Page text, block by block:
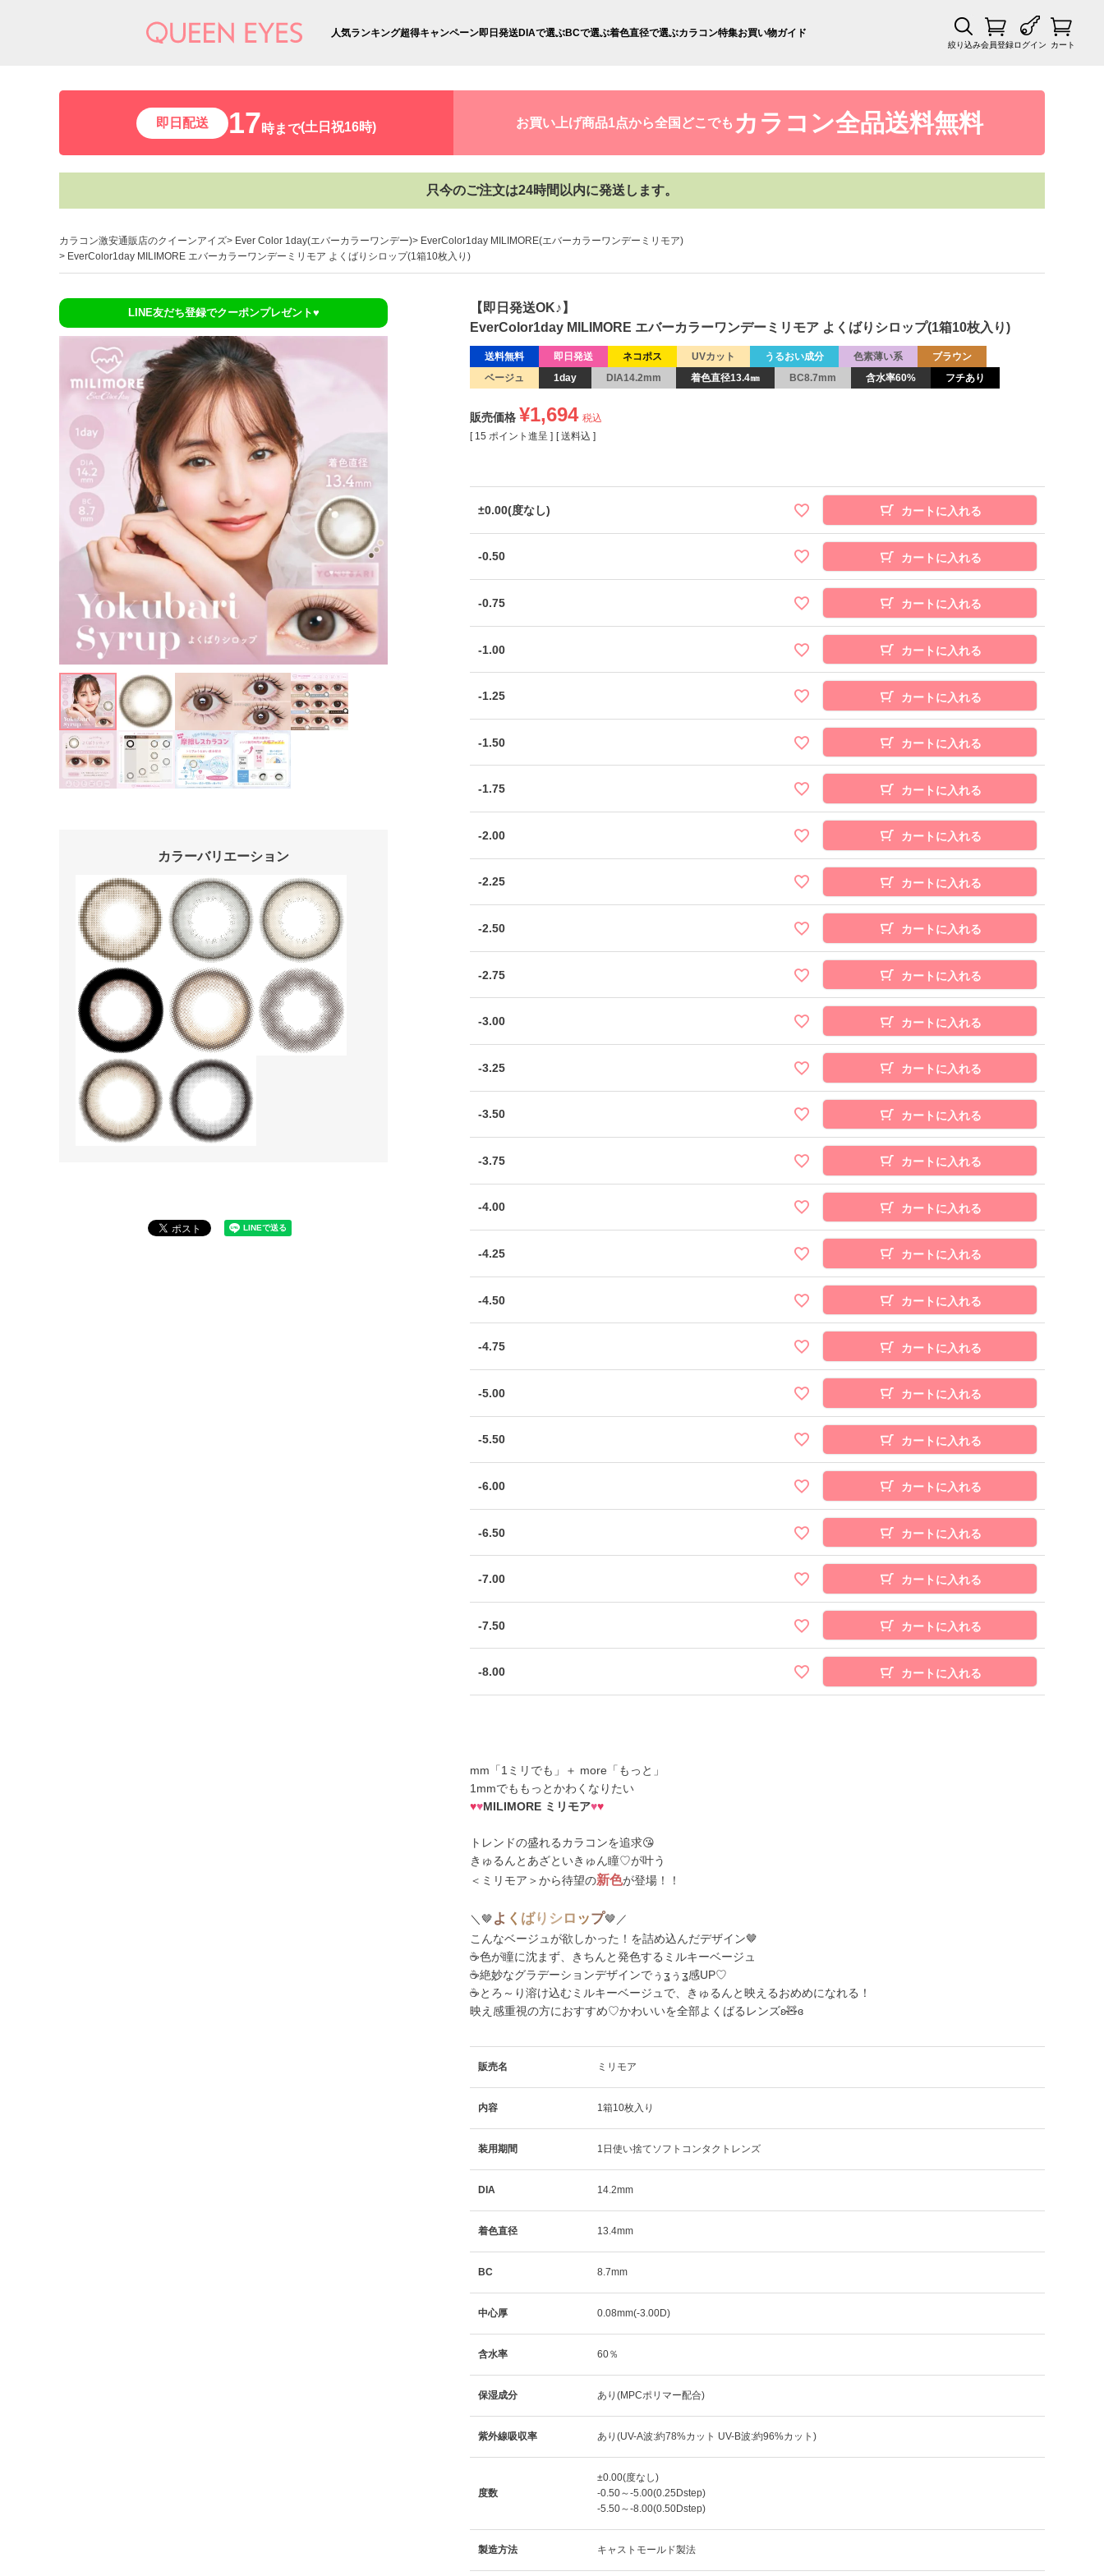
人気ランキング超得キャンペーン即日発送DIAで選ぶBCで選ぶ着色直径で選ぶカラコン特集お買い物ガイド
絞り込み会員登録ログイン カート
即日配送 17時まで(土日祝16時) お買い上げ商品1点から全国どこでも カラコン全品送料無料
只今のご注文は24時間以内に発送します。
カラコン激安通販店のクイーンアイズ Ever Color 1day(エバーカラーワンデー)
EverColor1day MILIMORE(エバーカラーワンデーミリモア)
EverColor1day MILIMORE エバーカラーワンデーミリモア よくばりシロップ(1箱10枚入り)
LINE友だち登録でクーポンプレゼント♥
カラーバリエーション
【即日発送OK♪】
EverColor1day MILIMORE エバーカラーワンデーミリモア よくばりシロップ(1箱10枚入り)
送料無料 即日発送 ネコポス UVカット うるおい成分 色素薄い系
ブラウン
ベージュ
1day DIA14.2mm 着色直径13.4㎜ BC8.7mm 含水率60% フチあり
販売価格 ¥1,694 税込
[ 15 ポイント進呈 ] 送料込
±0.00(度なし) カートに入れる
-0.50 カートに入れる
-0.75 カートに入れる
-1.00 カートに入れる
-1.25 カートに入れる
-1.50 カートに入れる
-1.75 カートに入れる
-2.00 カートに入れる
-2.25 カートに入れる
-2.50 カートに入れる
-2.75 カートに入れる
-3.00 カートに入れる
-3.25 カートに入れる
-3.50 カートに入れる
-3.75 カートに入れる
-4.00 カートに入れる
-4.25 カートに入れる
-4.50 カートに入れる
-4.75 カートに入れる
-5.00 カートに入れる
-5.50 カートに入れる
-6.00 カートに入れる
-6.50 カートに入れる
-7.00 カートに入れる
-7.50 カートに入れる
-8.00 カートに入れる
mm「1ミリでも」＋ more「もっと」
1mmでももっとかわくなりたい
♥♥MILIMORE ミリモア♥♥
トレンドの盛れるカラコンを追求😘
きゅるんとあざといきゅん瞳♡が叶う
＜ミリモア＞から待望の新色が登場！！
＼🤎よ く ばり シ ロ ップ🤎／
こんなベージュが欲しかった！を詰め込んだデザイン🤎
☕色が瞳に沈まず、きちんと発色するミルキーベージュ
☕絶妙なグラデーションデザインでぅʓぅʓ感UP♡
☕とろ～り溶け込むミルキーベージュで、きゅるんと映えるおめめになれる！
映え感重視の方におすすめ♡かわいいを全部よくばるレンズʚ🧸ɞ
販売名 ミリモア
内容 1箱10枚入り
装用期間 1日使い捨てソフトコンタクトレンズ
DIA 14.2mm
着色直径 13.4mm
BC 8.7mm
中心厚 0.08mm(-3.00D)
含水率 60％
保湿成分 あり(MPCポリマー配合)
紫外線吸収率 あり(UV-A波:約78%カット UV-B波:約96%カット)
度数
±0.00(度なし)
-0.50～-5.00(0.25Dstep)
-5.50～-8.00(0.50Dstep)
製造方法 キャストモールド製法